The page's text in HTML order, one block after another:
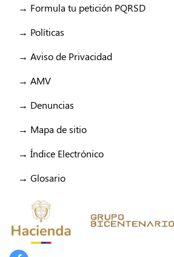
→ Formula tu petición PQRSD
→ Políticas
→ Aviso de Privacidad
→ AMV
→ Denuncias
→ Mapa de sitio
→ Índice Electrónico
→ Glosario